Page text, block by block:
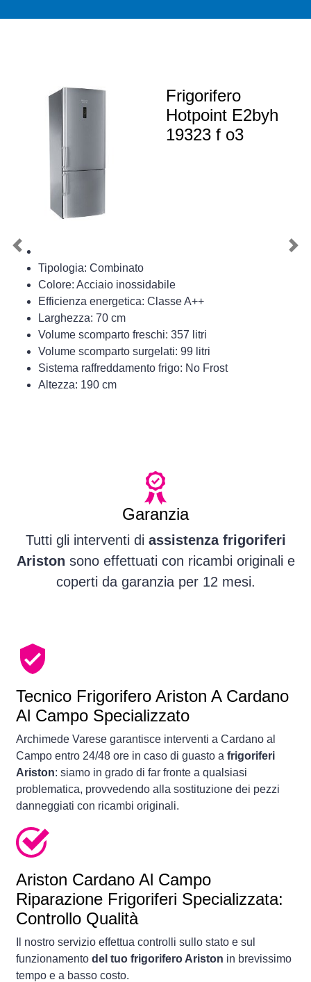
Frigorifero
Hotpoint E2byh
19323 f o3
Tipologia: Combinato
Colore: Acciaio inossidabile
Efficienza energetica: Classe A++
Larghezza: 70 cm
Volume scomparto freschi: 357 litri
Volume scomparto surgelati: 99 litri
Sistema raffreddamento frigo: No Frost
Altezza: 190 cm
Previous
Garanzia
Tutti gli interventi di assistenza frigoriferi
Ariston sono effettuati con ricambi originali e
coperti da garanzia per 12 mesi.
Tecnico Frigorifero Ariston A Cardano
Al Campo Specializzato
Archimede Varese garantisce interventi a Cardano al
Campo entro 24/48 ore in caso di guasto a frigoriferi
Ariston: siamo in grado di far fronte a qualsiasi
problematica, provvedendo alla sostituzione dei pezzi
danneggiati con ricambi originali.
Ariston Cardano Al Campo
Riparazione Frigoriferi Specializzata:
Controllo Qualità
Il nostro servizio effettua controlli sullo stato e sul
funzionamento del tuo frigorifero Ariston in brevissimo
tempo e a basso costo.